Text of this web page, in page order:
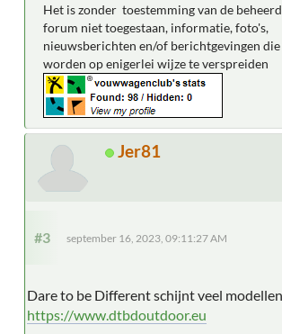
Het is zonder toestemming van de
forum niet toegestaan, informatie, foto's,
nieuwsberichten en/of berichtgevingen
worden op enigerlei wijze te verspreiden
Jer81
#3 september 16, 2023, 09:11:27 AM
Dare to be Different schijnt veel
https://www.dtbdoutdoor.eu